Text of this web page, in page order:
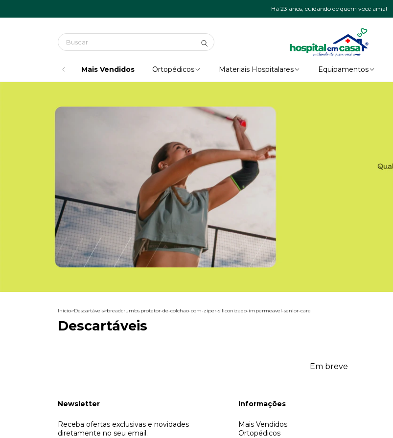
Há 23 anos, cuidando de quem você ama!
Mais Vendidos Ortopédicos Materiais Hospitalares Equipamentos
Início>Descartáveis>breadcrumbs.protetor-de-colchao-com-ziper-siliconizado-impermeavel-senior-care
Descartáveis
Em breve
Newsletter
Receba ofertas exclusivas e novidades
diretamente no seu email.
Informações
Mais Vendidos
Ortopédicos